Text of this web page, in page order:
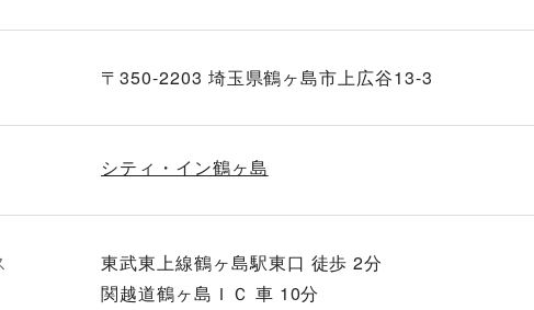
〒350-2203 埼玉県鶴ヶ島市上広谷13-3
シティ・イン鶴ヶ島
東武東上線鶴ヶ島駅東口 徒歩 2分
関越道鶴ヶ島ＩＣ 車 10分